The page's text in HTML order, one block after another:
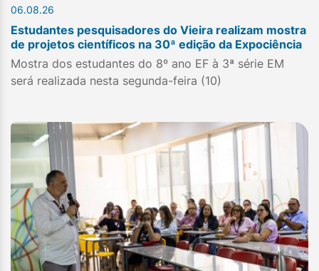
06.08.26
Estudantes pesquisadores do Vieira realizam mostra
de projetos científicos na 30ª edição da Expociência
Mostra dos estudantes do 8º ano EF à 3ª série EM
será realizada nesta segunda-feira (10)